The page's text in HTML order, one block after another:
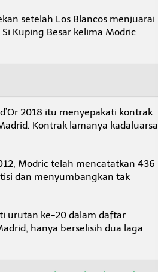
setelah Los Blancos menjuarai
Kuping Besar kelima Modric
2018 itu menyepakati kontrak
Kontrak lamanya kadaluarsa
Modric telah mencatatkan 436
dan menyumbangkan tak
urutan ke-20 dalam daftar
hanya berselisih dua laga